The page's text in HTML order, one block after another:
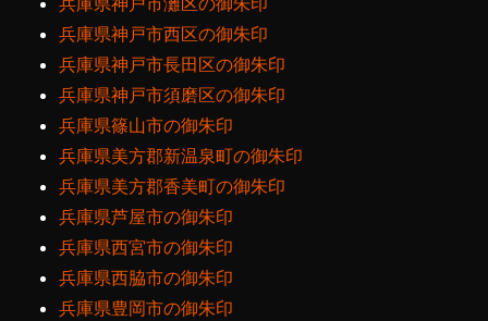
兵庫県神戸市西区の御朱印
兵庫県神戸市長田区の御朱印
兵庫県神戸市須磨区の御朱印
兵庫県篠山市の御朱印
兵庫県美方郡新温泉町の御朱印
兵庫県美方郡香美町の御朱印
兵庫県芦屋市の御朱印
兵庫県西宮市の御朱印
兵庫県西脇市の御朱印
兵庫県豊岡市の御朱印